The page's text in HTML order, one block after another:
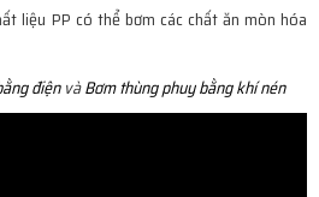
liệu PP có thể bơm các chất ăn mòn hóa
điệnvàBơm thùng phuy bằng khí nén